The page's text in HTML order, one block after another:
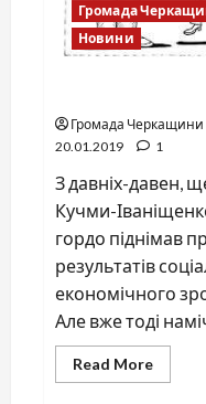
Громада
Новини
Громада Черкащини
20.01.2019
1
З давніх-давен,
Кучми-
гордо піднімав
результатів
економічного
Але вже тоді
Read MoreRead
more